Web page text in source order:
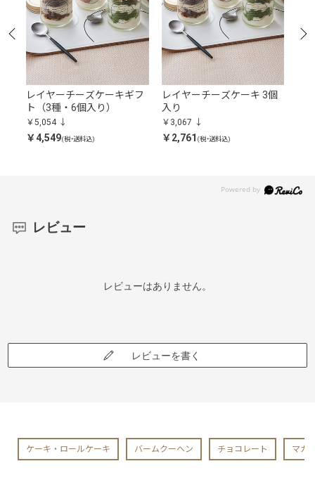
レイヤーチーズケーキギフ
ト（3種・6個入り）
￥5,054
￥4,549(税・送料込)
レイヤーチーズケーキ 3個
入り
￥3,067
￥2,761 (税・送料込)
レビュー
レビューはありません。
レビューを書く
ケーキ・ロールケーキ バームクーヘン チョコレート マカ